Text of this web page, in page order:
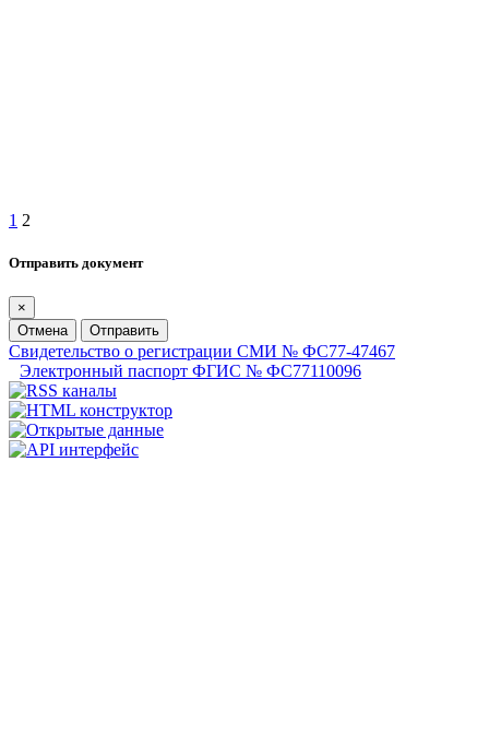
1 2
Отправить документ
×
Отмена
Отправить
Свидетельство о регистрации СМИ № ФС77-47467
Электронный паспорт ФГИС № ФС77110096